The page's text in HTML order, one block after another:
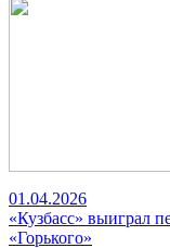
01.04.2026
«Кузбасс» выиграл
«Горького»